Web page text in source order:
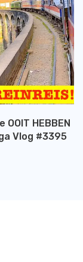
OOIT HEBBEN
Vlog #3395